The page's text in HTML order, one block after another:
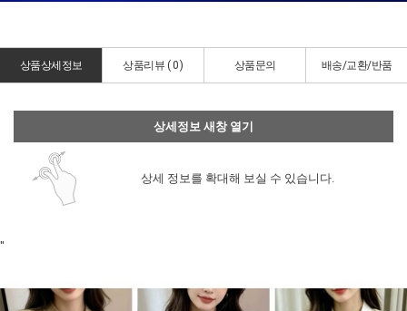
상품상세정보 상품리뷰 ( 0) 상품문의 배송/교환/반품
상세정보 새창 열기
상세 정보를 확대해 보실 수 있습니다.
"